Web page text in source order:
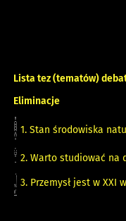
Lista tez (tematów)
Eliminacje
1. Stan środowiska
2. Warto studiować na
3. Przemysł jest w XXI